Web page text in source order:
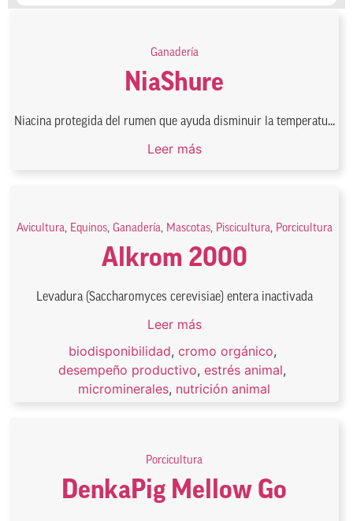
Ganadería
NiaShure
Niacina protegida del rumen que ayuda disminuir la temperatu...
Leer más
Avicultura, Equinos, Ganadería, Mascotas, Piscicultura, Porcicultura
Alkrom 2000
Levadura (Saccharomyces cerevisiae) entera inactivada
Leer más
biodisponibilidad, cromo orgánico,
desempeño productivo, estrés animal,
microminerales, nutrición animal
Porcicultura
DenkaPig Mellow Go